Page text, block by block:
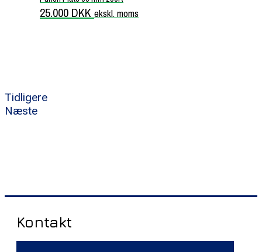
25.000 DKK ekskl. moms
Tidligere
Næste
Kontakt